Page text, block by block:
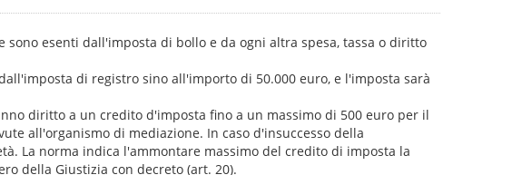
esenti dall'imposta di bollo e da ogni altra spesa, tassa o diritto
di registro sino all'importo di 50.000 euro, e l'imposta sarà
diritto a un credito d'imposta fino a un massimo di 500 euro per il
all'organismo di mediazione. In caso d'insuccesso della
La norma indica l'ammontare massimo del credito di imposta la
della Giustizia con decreto (art. 20).